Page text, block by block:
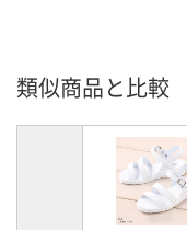
類似商品と比較